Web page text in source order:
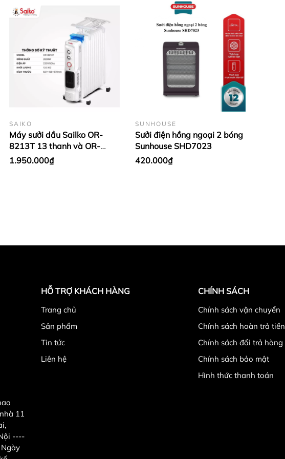
SAIKO
Máy sưởi dầu Sailko OR-
8213T 13 thanh và OR-
8211T 11 thanh
1.950.000₫
SUNHOUSE
Sưởi điện hồng ngoại 2 bóng
Sunhouse SHD7023
420.000₫
11
----
HỖ TRỢ KHÁCH HÀNG
Trang chủ
Sản phẩm
Tin tức
Liên hệ
CHÍNH SÁCH
Chính sách vận chuyển
Chính sách hoàn trả tiền
Chính sách đổi trả hàng
Chính sách bảo mật
Hình thức thanh toán